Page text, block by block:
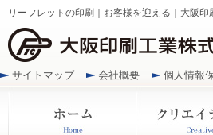
リーフレットの印刷｜お客様を迎える｜大阪印
サイトマップ 会社概要 個人情報